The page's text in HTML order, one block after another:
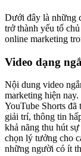
Dưới đây là những
trở thành yếu tố
online marketing
Video dạng
Nội dung video
marketing hiện
YouTube Shorts đã
giải trí, thông tin
khả năng thu hút
chọn lý tưởng cho
những người có ít